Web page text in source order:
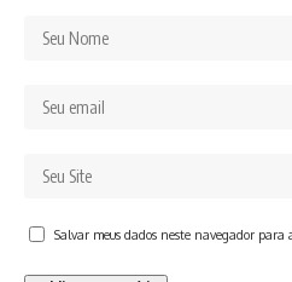
Salvar meus dados neste navegador para